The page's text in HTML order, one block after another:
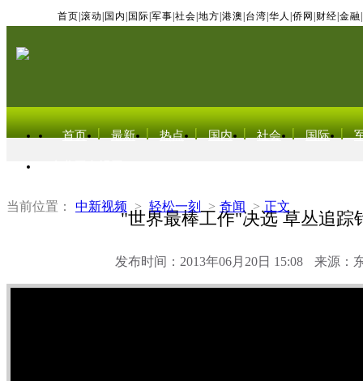
首页 滚动 国内 国际 军事 社会 地方 港澳 台湾 华人 侨网 财经 金融
首页 最新 热点 国内 社会 国际
当前位置： 中新视频 > 轻松一刻 > 奇闻 > 正文
"世界最棒工作"决选 草丛追踪
发布时间：2013年06月20日 15:08 来源：